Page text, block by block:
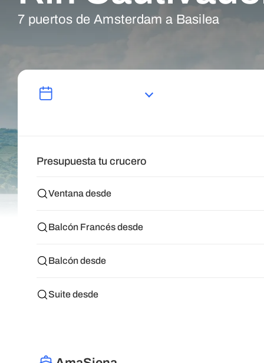
7 puertos de Amsterdam a Basilea
Presupuesta tu crucero
Ventana desde
Balcón Francés desde
Balcón desde
Suite desde